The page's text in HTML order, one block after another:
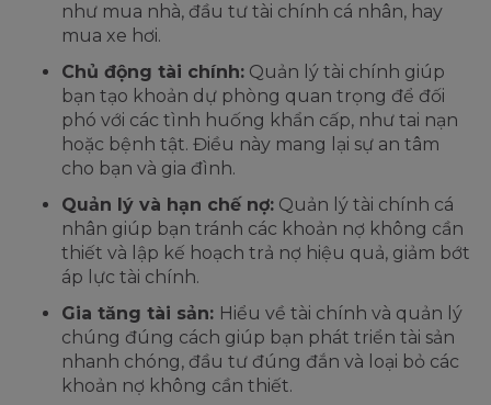
như mua nhà, đầu tư tài chính cá nhân, hay
mua xe hơi.
Chủ động tài chính: Quản lý tài chính giúp
bạn tạo khoản dự phòng quan trọng để đối
phó với các tình huống khẩn cấp, như tai nạn
hoặc bệnh tật. Điều này mang lại sự an tâm
cho bạn và gia đình.
Quản lý và hạn chế nợ: Quản lý tài chính cá
nhân giúp bạn tránh các khoản nợ không cần
thiết và lập kế hoạch trả nợ hiệu quả, giảm bớt
áp lực tài chính.
Gia tăng tài sản: Hiểu về tài chính và quản lý
chúng đúng cách giúp bạn phát triển tài sản
nhanh chóng, đầu tư đúng đắn và loại bỏ các
khoản nợ không cần thiết.